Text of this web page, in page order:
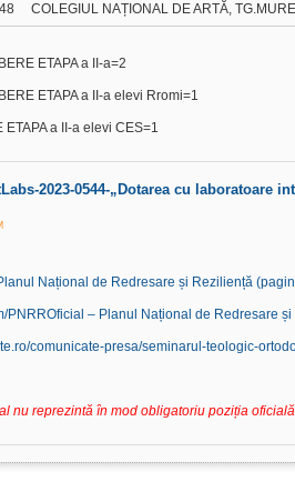
COLEGIUL NAȚIONAL DE ARTĂ,
ETAPA a II-a=2
ETAPA a II-a elevi Rromi=1
a II-a elevi CES=1
2023-0544-„Dotarea cu
Național de Redresare și Reziliență
PNRROficial – Planul Național de Redresare
comunicate-presa/seminarul-teologic-
nu reprezintă în mod obligatoriu poziția